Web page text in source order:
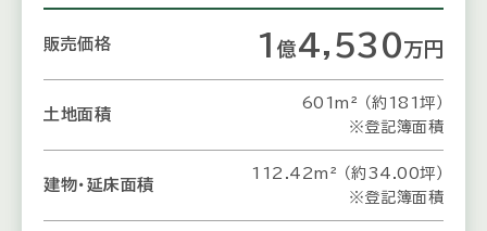
販売価格 1 億4,530万 円
土地面積
601m² （約181坪）
※登記簿面積
建物・延床面積
112.42m² （約34.00坪）
※登記簿面積